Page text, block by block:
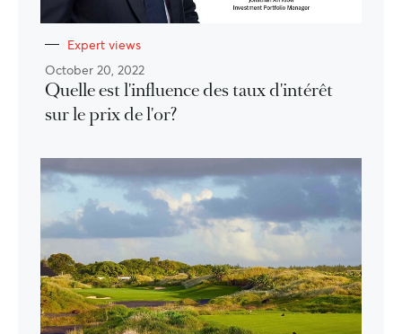
Expert views
October 20, 2022
Quelle est l'influence des taux d'intérêt
sur le prix de l'or?